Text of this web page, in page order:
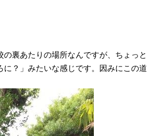
裏あたりの場所なんですが、ちょっと
？」みたいな感じです。因みにこの道